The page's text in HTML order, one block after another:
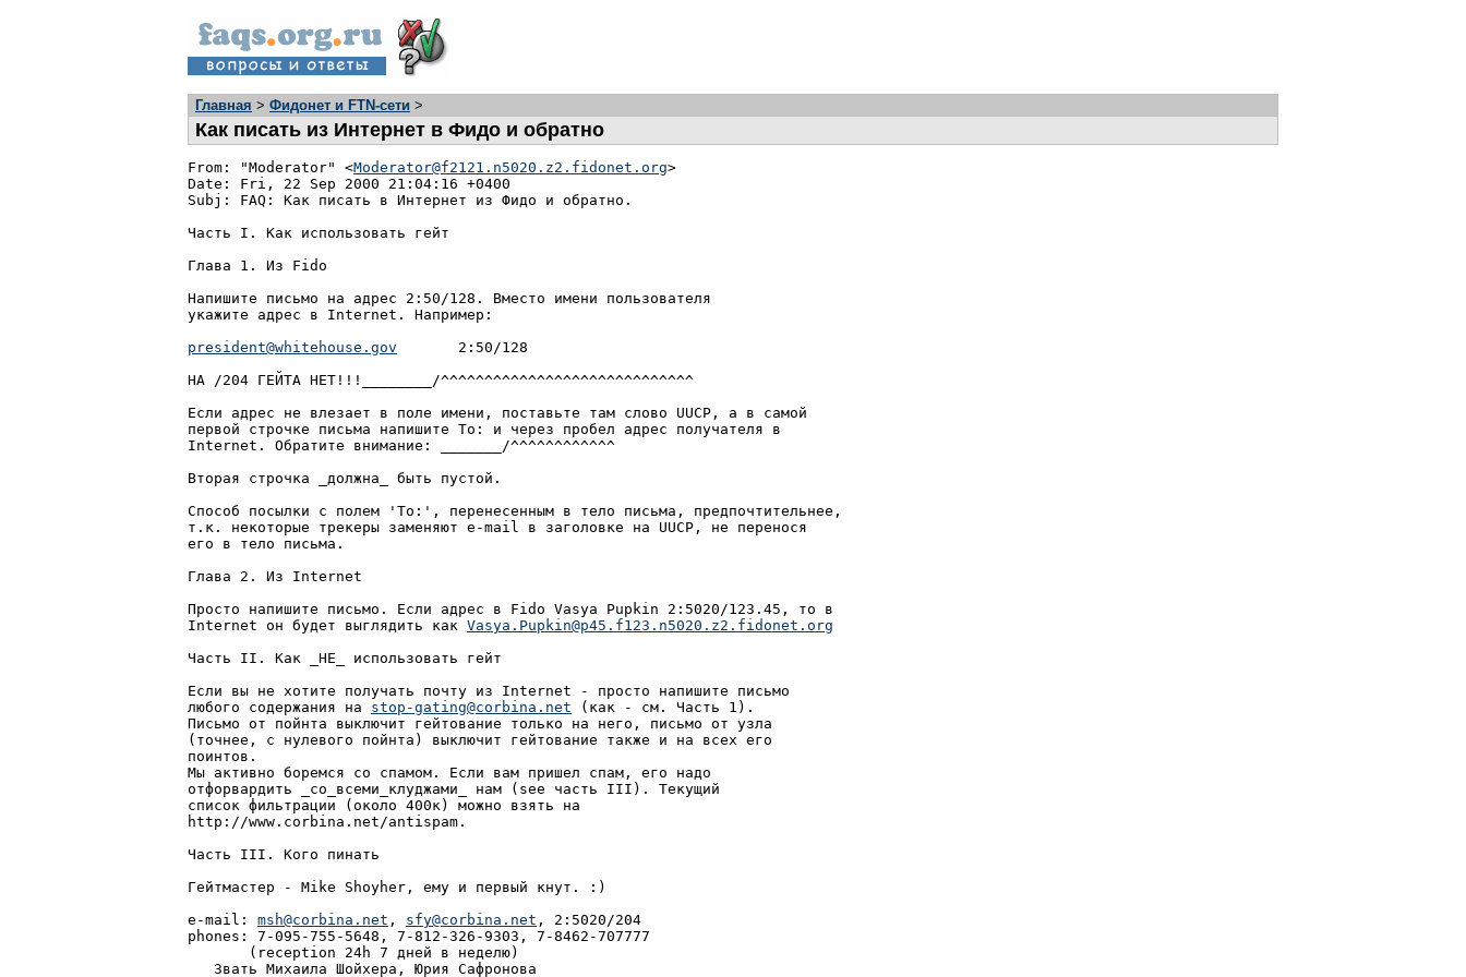
Главная > Фидонет и FTN-сети >
Как писать из Интернет в Фидо и обратно
From: "Moderator" <Moderator@f2121.n5020.z2.fidonet.org>
Date: Fri, 22 Sep 2000 21:04:16 +0400
Subj: FAQ: Как писать в Интернет из Фидо и обратно.
Часть I. Как использовать гейт
Глава 1. Из Fido
Напишите письмо на адрес 2:50/128. Вместо имени пользователя
укажите адрес в Internet. Например:
president@whitehouse.gov
       2:50/128
НА /204 ГЕЙТА НЕТ!!!________/^^^^^^^^^^^^^^^^^^^^^^^^^^^^^
Если адрес не влезает в поле имени, поставьте там слово UUCP, а в самой
первой строчке письма напишите To: и через пробел адрес получателя в
Internet. Обратите внимание: _______/^^^^^^^^^^^^
Вторая строчка _должна_ быть пустой.
Способ посылки с полем 'To:', перенесенным в тело письма, предпочтительнее,
т.к. некоторые трекеры заменяют e-mail в заголовке на UUCP, не перенося
его в тело письма.
Глава 2. Из Internet
Просто напишите письмо. Если адрес в Fido Vasya Pupkin 2:5020/123.45, то в
Internet он будет выглядить как Vasya.Pupkin@p45.f123.n5020.z2.fidonet.org
Часть II. Как _НЕ_ использовать гейт
Если вы не хотите получать почту из Internet - просто напишите письмо
любого содержания на stop-gating@corbina.net (как - см. Часть 1).
Письмо от пойнта выключит гейтование только на него, письмо от узла
(точнее, с нулевого пойнта) выключит гейтование также и на всех его
поинтов.
Мы активно боремся со спамом. Если вам пришел спам, его надо
отфорвардить _со_всеми_клуджами_ нам (see часть III). Текущий
список фильтрации (около 400к) можно взять на
http://www.corbina.net/antispam.
Часть III. Кого пинать
Гейтмастер - Mike Shoyher, ему и первый кнут. :)
e-mail: msh@corbina.net , sfy@corbina.net , 2:5020/204
phones: 7-095-755-5648, 7-812-326-9303, 7-8462-707777
       (reception 24h 7 дней в неделю)
   Звать Михаила Шойхера, Юрия Сафронова